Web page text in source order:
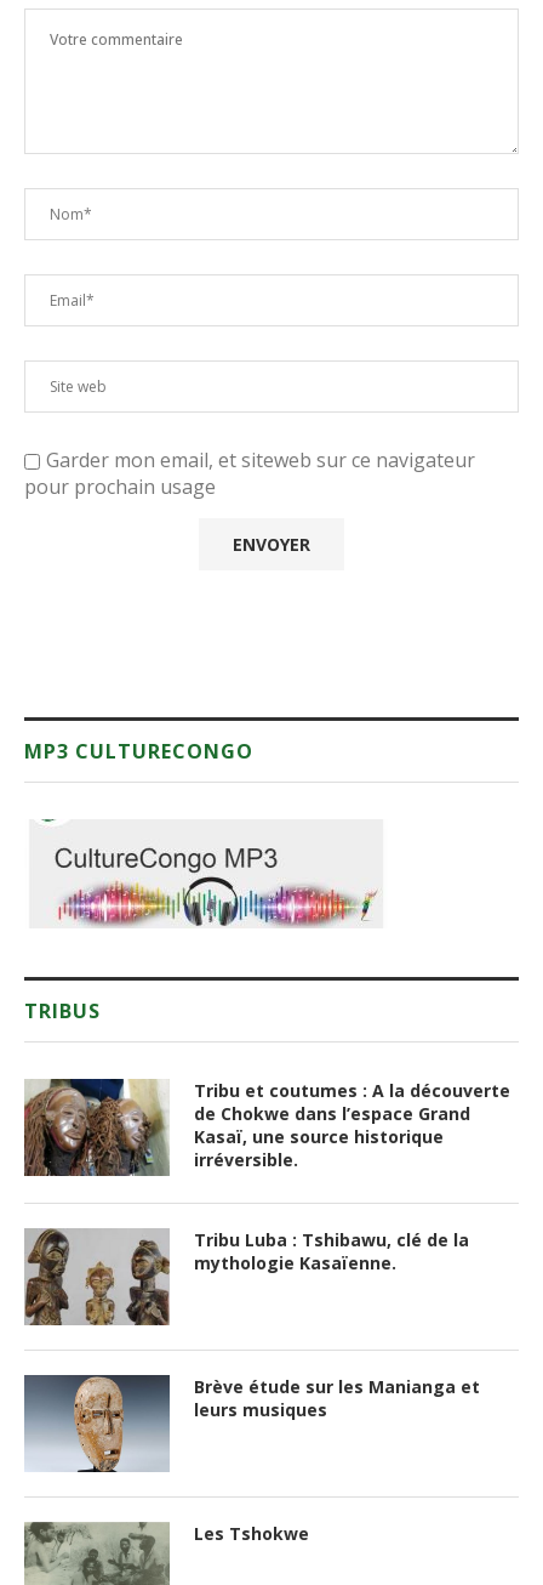
Garder mon email, et siteweb sur ce navigateur
pour prochain usage
MP3 CULTURECONGO
TRIBUS
Tribu et coutumes : A la découverte
de Chokwe dans l’espace Grand
Kasaï, une source historique
irréversible.
Tribu Luba : Tshibawu, clé de la
mythologie Kasaïenne.
Brève étude sur les Manianga et
leurs musiques
Les Tshokwe